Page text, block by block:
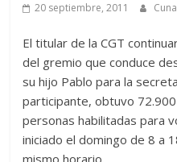
20 septiembre, 2011
El titular de la CGT
del gremio que conduce
su hijo Pablo para la
participante, obtuvo
personas habilitadas para
iniciado el domingo de 8 a